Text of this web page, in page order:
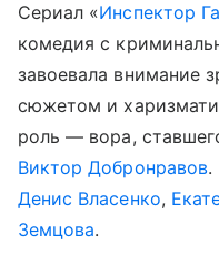
Сериал «Инспектор
комедия с
завоевала внимание
сюжетом и
роль — вора,
Виктор Добронравов.
Денис Власенко,
Земцова.